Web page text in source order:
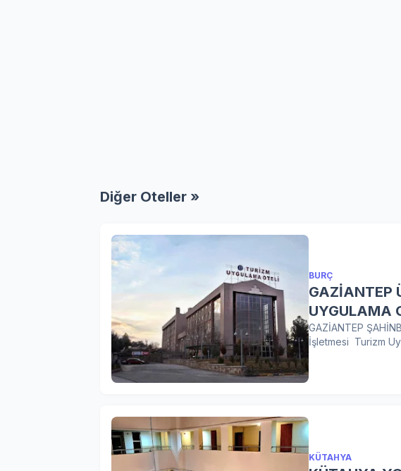
Diğer Oteller »
BURÇ
GAZİANTEP
UYGULAMA
GAZİANTEP
İşletmesi Turizm
KÜTAHYA